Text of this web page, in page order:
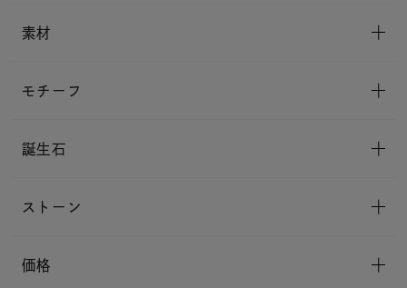
素材
モチーフ
誕生石
ストーン
価格